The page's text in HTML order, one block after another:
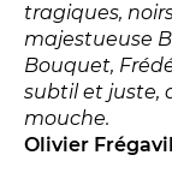
NOS SALLES
tragiques,
majestueuse
Bouquet,
subtil et juste,
mouche.
Olivier